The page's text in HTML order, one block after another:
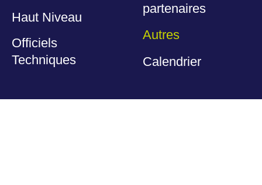
Haut Niveau
Officiels
Techniques
partenaires
Autres
Calendrier